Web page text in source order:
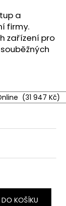
a
firmy.
zařízení pro
DO KOŠÍKU